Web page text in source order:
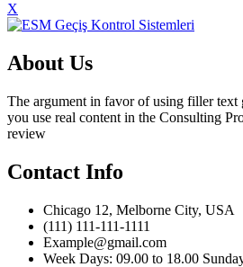
X
About Us
The argument in favor of using filler text
you use real content in the Consulting
review
Contact Info
Chicago 12, Melborne City, USA
(111) 111-111-1111
Example@gmail.com
Week Days: 09.00 to 18.00